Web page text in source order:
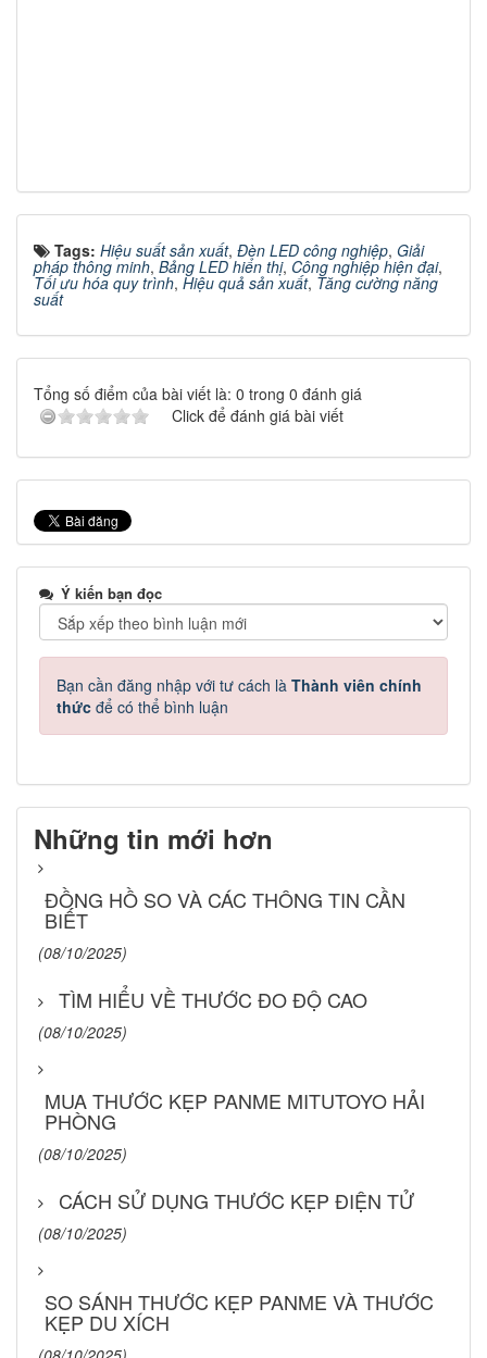
Tags: Hiệu suất sản xuất, Đèn LED công nghiệp, Giải
pháp thông minh, Bảng LED hiển thị, Công nghiệp hiện đại,
Tối ưu hóa quy trình, Hiệu quả sản xuất, Tăng cường năng
suất
Tổng số điểm của bài viết là: 0 trong 0 đánh giá
Click để đánh giá bài viết
Ý kiến bạn đọc
Bạn cần đăng nhập với tư cách là Thành viên chính
thức để có thể bình luận
Những tin mới hơn
ĐỒNG HỒ SO VÀ CÁC THÔNG TIN CẦN
BIẾT
(08/10/2025)
TÌM HIỂU VỀ THƯỚC ĐO ĐỘ CAO
(08/10/2025)
MUA THƯỚC KẸP PANME MITUTOYO HẢI
PHÒNG
(08/10/2025)
CÁCH SỬ DỤNG THƯỚC KẸP ĐIỆN TỬ
(08/10/2025)
SO SÁNH THƯỚC KẸP PANME VÀ THƯỚC
KẸP DU XÍCH